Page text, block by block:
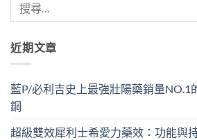
近期文章
藍P/必利吉史上最強壯陽藥銷量
鋼
超級雙效犀利士希愛力藥效：功能與